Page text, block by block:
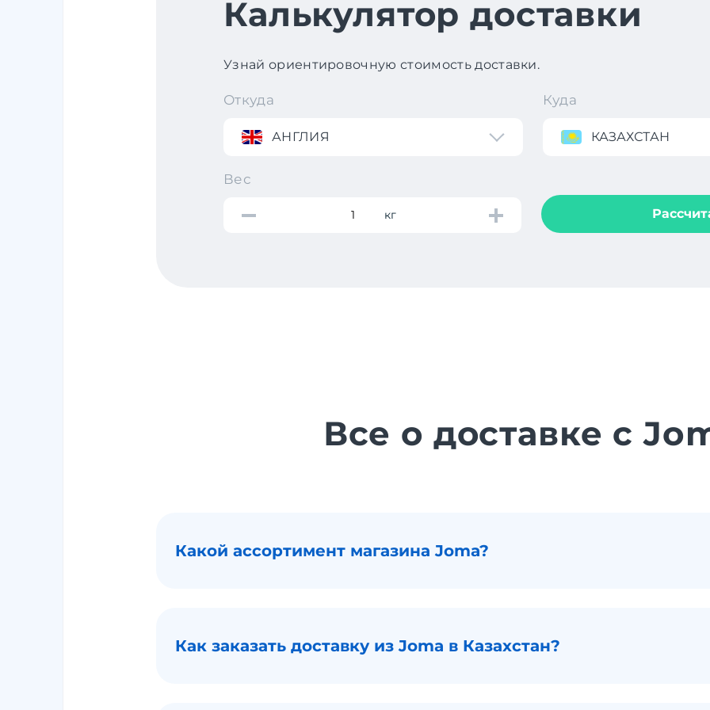
Калькулятор доставки
Узнай ориентировочную стоимость доставки.
Откуда
АНГЛИЯ
Куда
КАЗАХСТАН
Вес
кг
Все о доставке с
Какой ассортимент магазина Joma?
Как заказать доставку из Joma в Казахстан?